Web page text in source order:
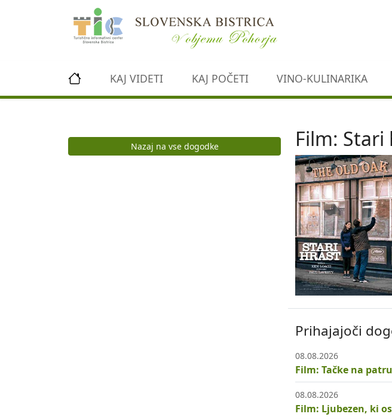
KAJ VIDETI KAJ POČETI VINO-KULINARIKA
Nazaj na vse dogodke Film: Stari
Prihajajoči
08.08.2026
Film: Tačke na
08.08.2026
Film: Ljubezen, ki